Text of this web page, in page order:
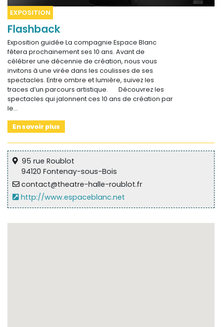
EXPOSITION
Flashback
Exposition guidée La compagnie Espace Blanc
fêtera prochainement ses 10 ans. Avant de
célébrer une décennie de création, nous vous
invitons à une virée dans les coulisses de ses
spectacles. Entre ombre et lumière, suivez les
traces d’un parcours artistique. Découvrez les
spectacles qui jalonnent ces 10 ans de création par
le…
En savoir plus
95 rue Roublot
94120 Fontenay-sous-Bois
contact@theatre-halle-roublot.fr
http://www.espaceblanc.net